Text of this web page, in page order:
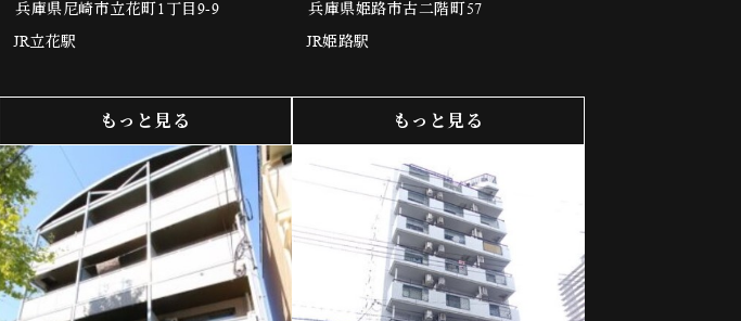
兵庫県尼崎市立花町1丁目9-9
JR立花駅
もっと見る
兵庫県姫路市古二階町57
JR姫路駅
もっと見る